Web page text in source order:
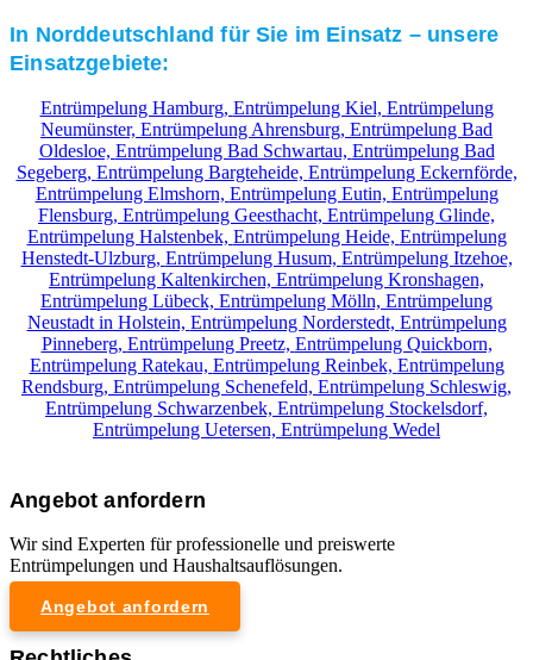
In Norddeutschland für Sie im Einsatz – unsere
Einsatzgebiete:
Entrümpelung Hamburg, Entrümpelung Kiel, Entrümpelung
Neumünster, Entrümpelung Ahrensburg, Entrümpelung Bad
Oldesloe, Entrümpelung Bad Schwartau, Entrümpelung Bad
Segeberg, Entrümpelung Bargteheide, Entrümpelung Eckernförde,
Entrümpelung Elmshorn, Entrümpelung Eutin, Entrümpelung
Flensburg, Entrümpelung Geesthacht, Entrümpelung Glinde,
Entrümpelung Halstenbek, Entrümpelung Heide, Entrümpelung
Henstedt-Ulzburg, Entrümpelung Husum, Entrümpelung Itzehoe,
Entrümpelung Kaltenkirchen, Entrümpelung Kronshagen,
Entrümpelung Lübeck, Entrümpelung Mölln, Entrümpelung
Neustadt in Holstein, Entrümpelung Norderstedt, Entrümpelung
Pinneberg, Entrümpelung Preetz, Entrümpelung Quickborn,
Entrümpelung Ratekau, Entrümpelung Reinbek, Entrümpelung
Rendsburg, Entrümpelung Schenefeld, Entrümpelung Schleswig,
Entrümpelung Schwarzenbek, Entrümpelung Stockelsdorf,
Entrümpelung Uetersen, Entrümpelung Wedel
Angebot anfordern
Wir sind Experten für professionelle und preiswerte
Entrümpelungen und Haushaltsauflösungen.
Angebot anfordern